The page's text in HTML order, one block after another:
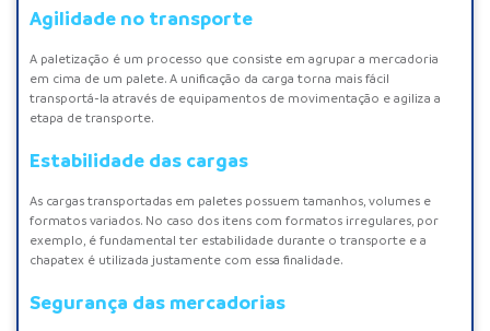
Agilidade no transporte
A paletização é um processo que consiste em agrupar a mercadoria
em cima de um palete. A unificação da carga torna mais fácil
transportá-la através de equipamentos de movimentação e agiliza a
etapa de transporte.
Estabilidade das cargas
As cargas transportadas em paletes possuem tamanhos, volumes e
formatos variados. No caso dos itens com formatos irregulares, por
exemplo, é fundamental ter estabilidade durante o transporte e a
chapatex é utilizada justamente com essa finalidade.
Segurança das mercadorias